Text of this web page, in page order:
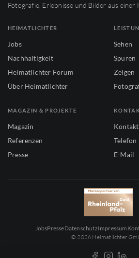
Fotografie, Erlebnisse und Bilder aus einer
HEIMATLICHTER
Jobs
Nachhaltigkeit
Heimatlichter Forum
Über Heimatlichter
Sehen
Spüren
Zeigen
MAGAZIN & PROJEKTE
Magazin
Referenzen
Presse
Kontakt
Telefon
E-Mail
JobsPresseDatenschutzImpressum
© 2026 Heimatlichter